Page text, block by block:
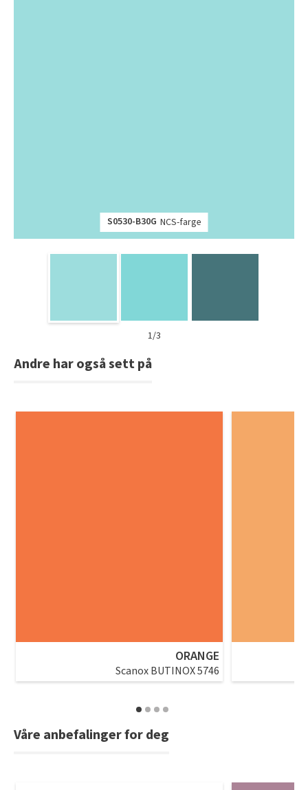
S0530-B30G NCS-farge
1/3
Andre har også sett på
ORANGE
Scanox BUTINOX 5746
Våre anbefalinger for deg